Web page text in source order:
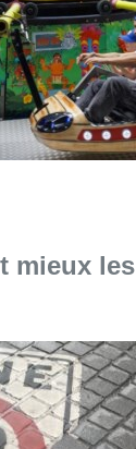
mieux les